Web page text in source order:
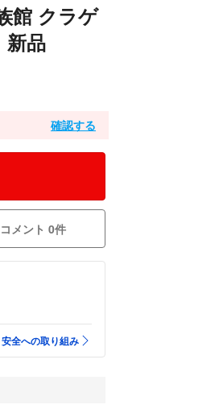
館 クラゲ
新品
確認する
コメント 0件
全への取り組み